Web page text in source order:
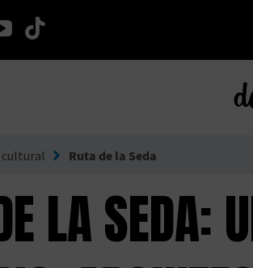
en twitter
en instagram
seguir en youtube
Ruta de la Seda
LA SEDA: